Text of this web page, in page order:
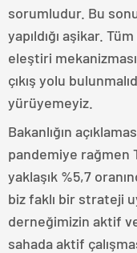
sorumludur. Bu
yapıldığı aşikar.
eleştiri
çıkış yolu
yürüyemeyiz.
Bakanlığın
pandemiye rağmen
yaklaşık %5,7
biz faklı bir strateji
derneğimizin aktif
sahada aktif